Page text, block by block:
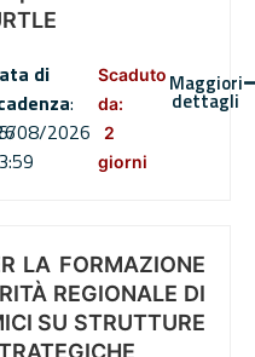
di
:
08/2026
Scaduto
da:
2
giorni
Maggiori
dettagli
LA FORMAZIONE
REGIONALE DI
SU STRUTTURE